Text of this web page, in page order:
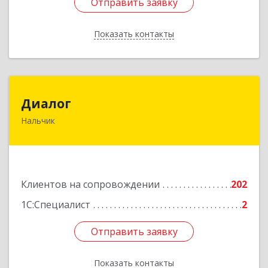
Показать контакты
Назад
Диалог
Нальчик
Клиентов на сопровождении
202
1С:Специалист
2
Отправить заявку
Показать контакты
360016, Кабардино-Балкарская Респ, Нальчик г,
Отправить заявку
Назад